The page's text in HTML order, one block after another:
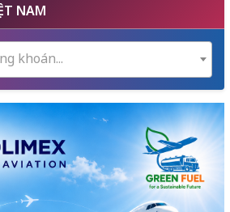
NAM
khoán...